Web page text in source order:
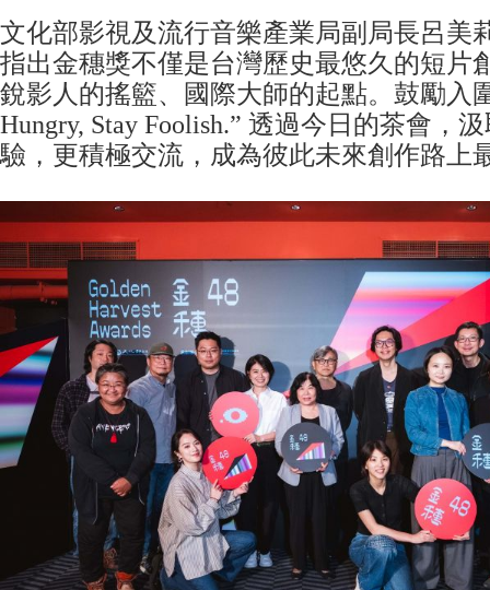
文化部影視及流行音樂產業局副局長呂美
指出金穗獎不僅是台灣歷史最悠久的短片
銳影人的搖籃、國際大師的起點。鼓勵入
Hungry, Stay Foolish.” 透過今日的茶會，
驗，更積極交流，成為彼此未來創作路上